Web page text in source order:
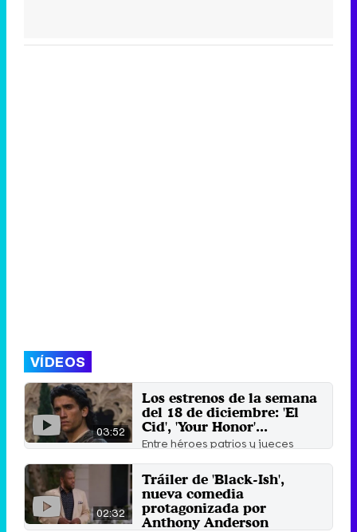
VÍDEOS
03:52
Los estrenos de la semana
del 18 de diciembre: 'El
Cid', 'Your Honor'...
Entre héroes patrios y jueces
llegarán justo antes ...
17 de diciembre 2020
02:32
Tráiler de 'Black-Ish',
nueva comedia
protagonizada por
Anthony Anderson